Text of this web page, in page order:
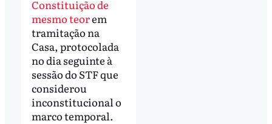
Constituição de
mesmo teorem
tramitação na
Casa, protocolada
no dia seguinte à
sessão do STF que
considerou
inconstitucional o
marco temporal.